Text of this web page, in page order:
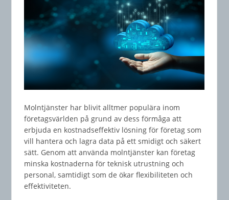
Molntjänster har blivit alltmer populära inom
företagsvärlden på grund av dess förmåga att
erbjuda en kostnadseffektiv lösning för företag som
vill hantera och lagra data på ett smidigt och säkert
sätt. Genom att använda molntjänster kan företag
minska kostnaderna för teknisk utrustning och
personal, samtidigt som de ökar flexibiliteten och
effektiviteten.